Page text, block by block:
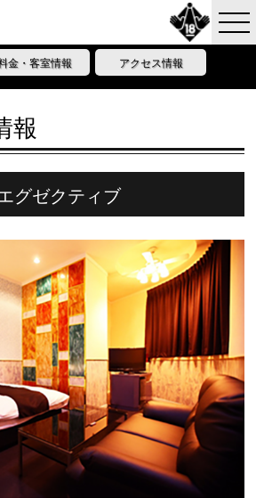
金・客室情報 アクセス情報
報
ゼクティブ